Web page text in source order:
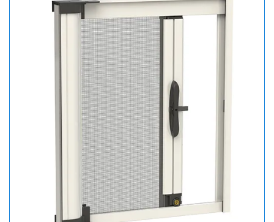
Рулонні